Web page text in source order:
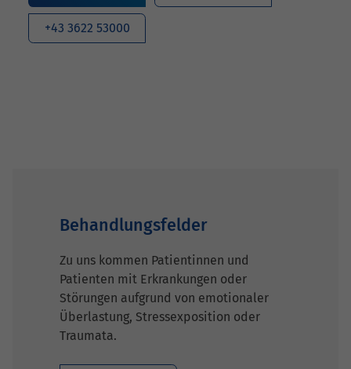
+43 3622 53000
Behandlungsfelder
Zu uns kommen Patientinnen und
Patienten mit Erkrankungen oder
Störungen aufgrund von emotionaler
Überlastung, Stressexposition oder
Traumata.